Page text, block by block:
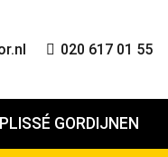
020 617 01 55
PLISSÉ GORDIJNEN